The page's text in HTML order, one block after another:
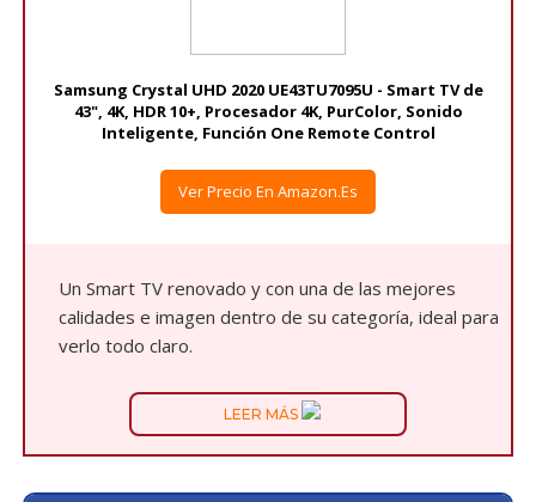
Samsung Crystal UHD 2020 UE43TU7095U - Smart TV de
43", 4K, HDR 10+, Procesador 4K, PurColor, Sonido
Inteligente, Función One Remote Control
Ver Precio En Amazon.es
Un Smart TV renovado y con una de las mejores
calidades e imagen dentro de su categoría, ideal para
verlo todo claro.
LEER MÁS